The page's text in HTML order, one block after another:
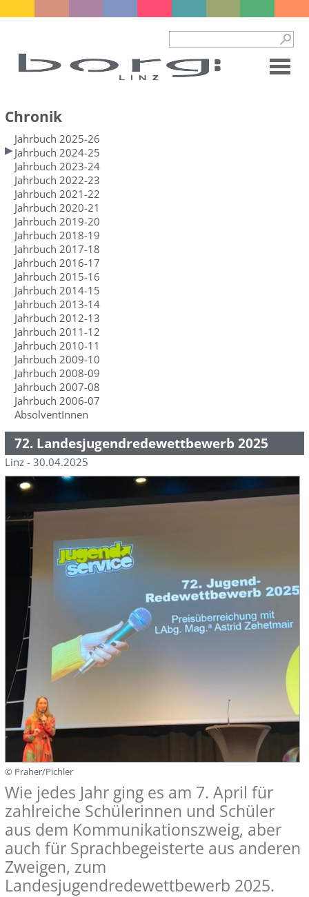
Chronik
Jahrbuch 2025-26
Jahrbuch 2024-25
Jahrbuch 2023-24
Jahrbuch 2022-23
Jahrbuch 2021-22
Jahrbuch 2020-21
Jahrbuch 2019-20
Jahrbuch 2018-19
Jahrbuch 2017-18
Jahrbuch 2016-17
Jahrbuch 2015-16
Jahrbuch 2014-15
Jahrbuch 2013-14
Jahrbuch 2012-13
Jahrbuch 2011-12
Jahrbuch 2010-11
Jahrbuch 2009-10
Jahrbuch 2008-09
Jahrbuch 2007-08
Jahrbuch 2006-07
AbsolventInnen
72. Landesjugendredewettbewerb 2025
Linz - 30.04.2025
© Praher/Pichler
Wie jedes Jahr ging es am 7. April für
zahlreiche Schülerinnen und Schüler
aus dem Kommunikationszweig, aber
auch für Sprachbegeisterte aus anderen
Zweigen, zum
Landesjugendredewettbewerb 2025.